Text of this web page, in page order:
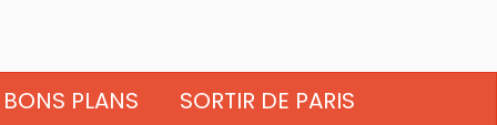
BONS PLANS SORTIR DE PARIS